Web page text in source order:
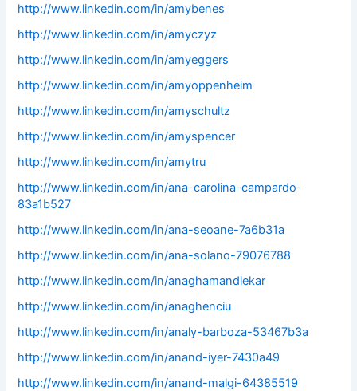
http://www.linkedin.com/in/amybenes
http://www.linkedin.com/in/amyczyz
http://www.linkedin.com/in/amyeggers
http://www.linkedin.com/in/amyoppenheim
http://www.linkedin.com/in/amyschultz
http://www.linkedin.com/in/amyspencer
http://www.linkedin.com/in/amytru
http://www.linkedin.com/in/ana-carolina-campardo-
83a1b527
http://www.linkedin.com/in/ana-seoane-7a6b31a
http://www.linkedin.com/in/ana-solano-79076788
http://www.linkedin.com/in/anaghamandlekar
http://www.linkedin.com/in/anaghenciu
http://www.linkedin.com/in/analy-barboza-53467b3a
http://www.linkedin.com/in/anand-iyer-7430a49
http://www.linkedin.com/in/anand-malgi-64385519